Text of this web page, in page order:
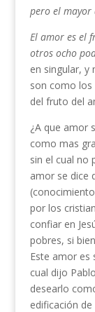
pero el mayor
El amor es el
otros ocho
en singular,
son como los
del fruto del
¿A que amor
como mas
sin el cual no
amor se dice
por los
confiar en
pobres, si
Este amor es
cual dijo
desearlo
edificación